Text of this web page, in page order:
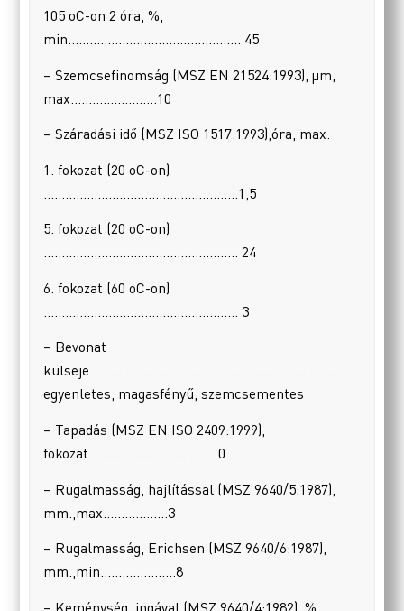
105 oC-on 2 óra, %,
min………………………………………… 45
– Szemcsefinomság (MSZ EN 21524:1993), µm,
max……………………10
– Száradási idő (MSZ ISO 1517:1993),óra, max.
1. fokozat (20 oC-on)
………………………………………………1,5
5. fokozat (20 oC-on)
……………………………………………… 24
6. fokozat (60 oC-on)
……………………………………………… 3
– Bevonat
külseje……………………………………………………………..
egyenletes, magasfényű, szemcsementes
– Tapadás (MSZ EN ISO 2409:1999),
fokozat…………………………….. 0
– Rugalmasság, hajlítással (MSZ 9640/5:1987),
mm.,max………………3
– Rugalmasság, Erichsen (MSZ 9640/6:1987),
mm.,min…………………8
– Keménység, ingával (MSZ 9640/4:1982), %,